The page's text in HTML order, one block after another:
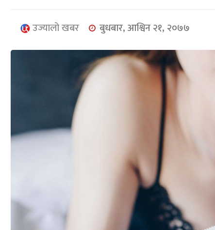
उज्यालो खबर बुधबार, आश्विन २१, २०७७